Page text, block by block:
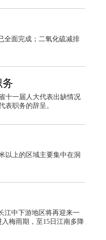
全面完成；二氧化硫减排
十一届人大代表出缺情况
表职务的辞呈。
以上的区域主要集中在洞
江中下游地区将再迎来一
梅雨期，至15日江南多降